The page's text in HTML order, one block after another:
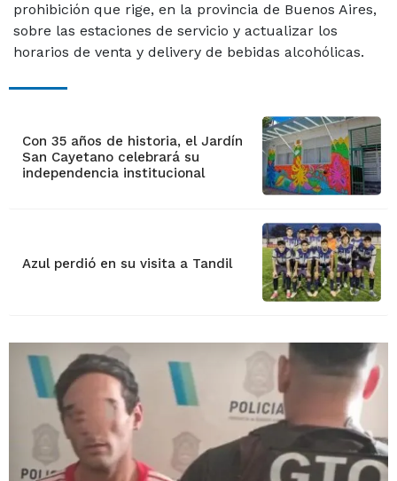
prohibición que rige, en la provincia de Buenos Aires,
sobre las estaciones de servicio y actualizar los
horarios de venta y delivery de bebidas alcohólicas.
Con 35 años de historia, el Jardín
San Cayetano celebrará su
independencia institucional
Azul perdió en su visita a Tandil